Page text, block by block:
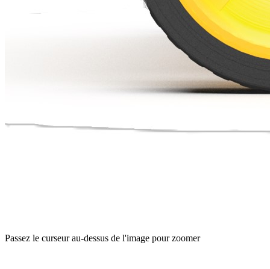
Passez le curseur au-dessus de l'image pour zoomer